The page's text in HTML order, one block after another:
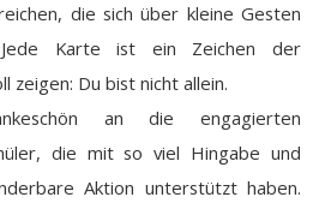
die sich über kleine Gesten
Karte ist ein Zeichen der
zeigen: Du bist nicht allein.
an die engagierten
die mit so viel Hingabe und
Aktion unterstützt haben.